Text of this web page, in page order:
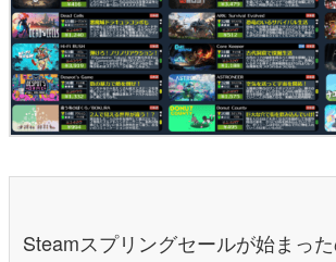
Steamスプリングセールが始まっ